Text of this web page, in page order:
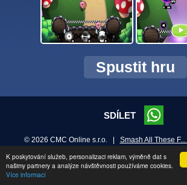
K poskytování služeb, personalizaci reklam, výměně dat s
našimy partnery a analýze návštěvnosti používáme cookies.
Více informací
Spustit hru
SDÍLET
© 2026 CMC Online s.r.o. | Smash All These